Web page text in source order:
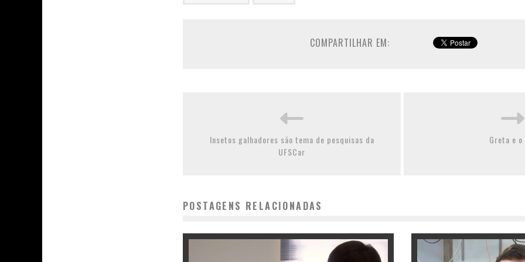
COMPARTILHAR EM:
Insetos galhadores são tema de pesquisas da
UFSCar
Greta e o
POSTAGENS RELACIONADAS